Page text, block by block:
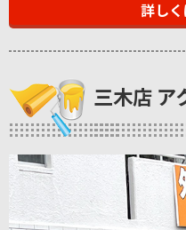
詳し
三木店 ア